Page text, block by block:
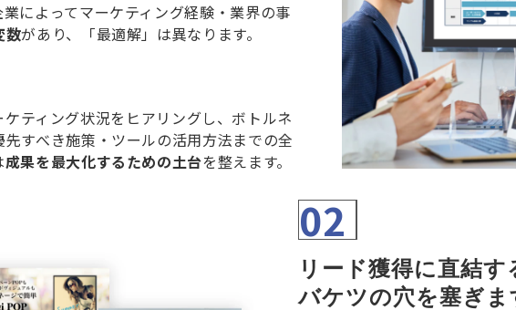
によってマーケティング経験・業界の事
数があり、「最適解」は異なります。
ティング状況をヒアリングし、ボトルネ
すべき施策・ツールの活用方法までの全
成果を最大化するための土台を整えます。
02
リード獲得に直結す
バケツの穴を塞ぎま